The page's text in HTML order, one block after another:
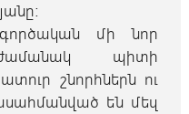
մի նոր
պիտի
շնորհներն ու
են մեզ